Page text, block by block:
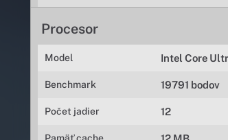
Procesor
Model Intel Core
Benchmark 19791 bodov
Počet jadier 12